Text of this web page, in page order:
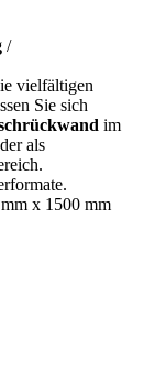
/
vielfältigen
Sie sich
im
als
x 1500 mm